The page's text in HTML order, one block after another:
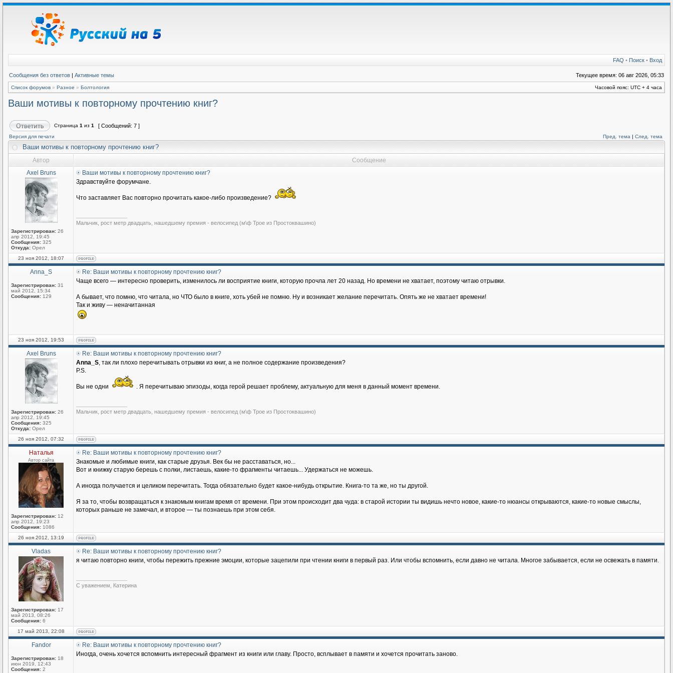
FAQ • Поиск • Вход
Сообщения без ответов | Активные темы Текущее время: 06 авг 2026, 05:33
Список форумов » Разное » Болтология Часовой пояс: UTC + 4 часа
Ваши мотивы к повторному прочтению книг?
Страница 1 из 1 [ Сообщений: 7 ]
Версия для печати Пред. тема | След. тема
Ваши мотивы к повторному прочтению книг?
Автор
Сообщение
Axel Bruns
Зарегистрирован: 26
апр 2012, 19:45
Сообщения: 325
Откуда: Орел
Ваши мотивы к повторному прочтению книг?
Здравствуйте форумчане.
Что заставляет Вас повторно прочитать какое-либо произведение?
Мальчик, рост метр двадцать, нашедшему премия - велосипед (м\ф Трое из Простоквашино)
23 ноя 2012, 18:07
Anna_S
Зарегистрирован: 31
май 2012, 15:34
Сообщения: 129
Re: Ваши мотивы к повторному прочтению книг?
Чаще всего — интересно проверить, изменилось ли восприятие книги, которую прочла лет 20 назад. Но времени не хватает, поэтому читаю отрывки.
А бывает, что помню, что читала, но ЧТО было в книге, хоть убей не помню. Ну и возникает желание перечитать. Опять же не хватает времени!
Так и живу — неначитанная
23 ноя 2012, 19:53
Axel Bruns
Зарегистрирован: 26
апр 2012, 19:45
Сообщения: 325
Откуда: Орел
Re: Ваши мотивы к повторному прочтению книг?
Anna_S, так ли плохо перечитывать отрывки из книг, а не полное содержание произведения?
P.S.
Вы не одни . Я перечитываю эпизоды, когда герой решает проблему, актуальную для меня в данный момент времени.
Мальчик, рост метр двадцать, нашедшему премия - велосипед (м\ф Трое из Простоквашино)
26 ноя 2012, 07:32
Наталья
Автор сайта
Зарегистрирован: 12
апр 2012, 19:23
Сообщения: 1086
Re: Ваши мотивы к повторному прочтению книг?
Знакомые и любимые книги, как старые друзья. Век бы не расставаться, но...
Вот и книжку старую берешь с полки, листаешь, какие-то фрагменты читаешь... Удержаться не можешь.
А иногда получается и целиком перечитать. Тогда обязательно будет какое-нибудь открытие. Книга-то та же, но ты другой.
Я за то, чтобы возвращаться к знакомым книгам время от времени. При этом происходит два чуда: в старой истории ты видишь нечто новое, какие-то нюансы открываются, какие-то новые смыслы,
которых раньше не замечал, и второе — ты познаешь при этом себя.
26 ноя 2012, 13:19
Vladas
Зарегистрирован: 17
май 2013, 08:26
Сообщения: 6
Re: Ваши мотивы к повторному прочтению книг?
я читаю повторно книги, чтобы пережить прежние эмоции, которые зацепили при чтении книги в первый раз. Или чтобы вспомнить, если давно не читала. Многое забывается, если не освежать в памяти.
С уважением, Катерина
17 май 2013, 22:08
Fandor
Зарегистрирован: 18
июн 2019, 12:43
Сообщения: 2
Re: Ваши мотивы к повторному прочтению книг?
Иногда, очень хочется вспомнить интересный фрагмент из книги или главу. Просто, всплывает в памяти и хочется прочитать заново.